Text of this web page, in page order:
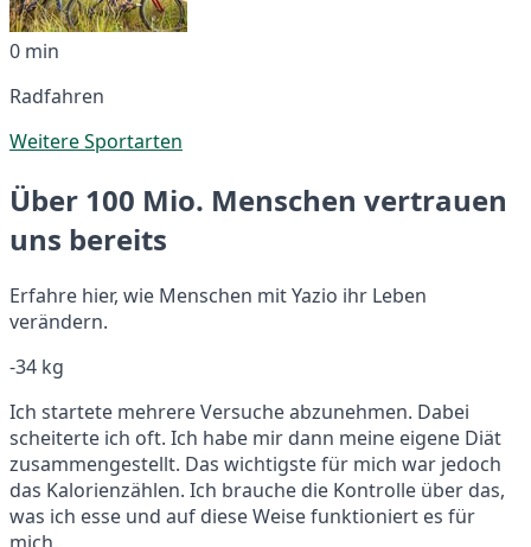
0 min
Radfahren
Weitere Sportarten
Über 100 Mio. Menschen vertrauen
uns bereits
Erfahre hier, wie Menschen mit Yazio ihr Leben
verändern.
-34 kg
Ich startete mehrere Versuche abzunehmen. Dabei
scheiterte ich oft. Ich habe mir dann meine eigene Diät
zusammengestellt. Das wichtigste für mich war jedoch
das Kalorienzählen. Ich brauche die Kontrolle über das,
was ich esse und auf diese Weise funktioniert es für